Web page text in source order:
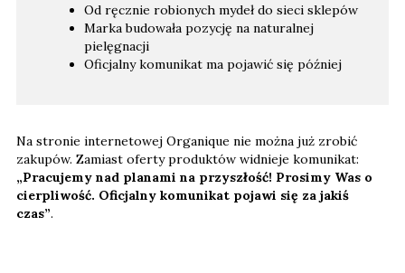
Od ręcznie robionych mydeł do sieci sklepów
Marka budowała pozycję na naturalnej
pielęgnacji
Oficjalny komunikat ma pojawić się później
Na stronie internetowej Organique nie można już zrobić
zakupów. Zamiast oferty produktów widnieje komunikat:
„Pracujemy nad planami na przyszłość! Prosimy Was o
cierpliwość. Oficjalny komunikat pojawi się za jakiś
czas”.